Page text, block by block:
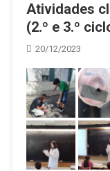
Atividades
(2.º e 3.º
20/12/2023